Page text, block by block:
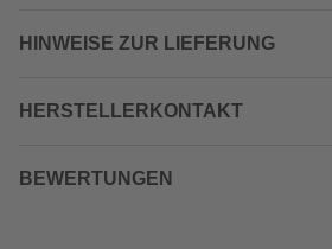
HINWEISE ZUR LIEFERUNG
HERSTELLERKONTAKT
BEWERTUNGEN